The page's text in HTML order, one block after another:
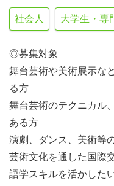
社会人 大学生・専
◎募集対象
舞台芸術や美術展示な
る方
舞台芸術のテクニカル
ある方
演劇、ダンス、美術等
芸術文化を通した国際
語学スキルを活かした